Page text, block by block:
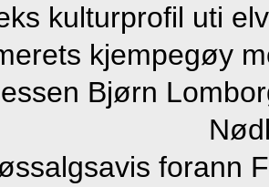
kulturprofil uti
kjempegøy
Bjørn
forann